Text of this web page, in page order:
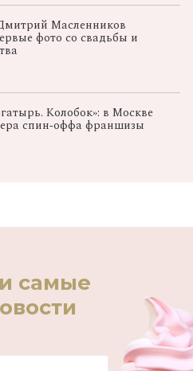
Масленников
фото со свадьбы и
Колобок»: в Москве
спин‑оффа франшизы
самые